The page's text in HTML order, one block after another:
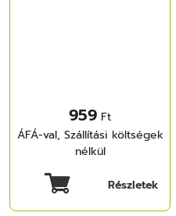
959 Ft
ÁFÁ-val, Szállítási költségek
nélkül
Részletek